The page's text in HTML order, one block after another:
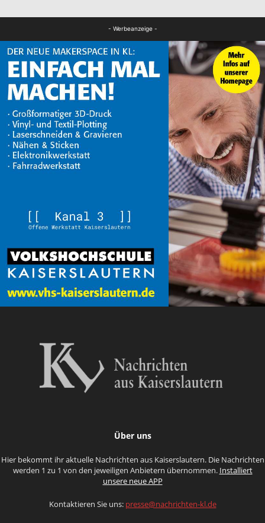
- Werbeanzeige -
Über uns
Hier bekommt ihr aktuelle Nachrichten aus Kaiserslautern. Die Nachrichten
werden 1 zu 1 von den jeweiligen Anbietern übernommen. Installiert
unsere neue APP
Kontaktieren Sie uns: presse@nachrichten-kl.de